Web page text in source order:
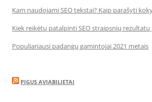
Kam naudojami SEO tekstai? Kaip parašyti
Kiek reikėtų patalpinti SEO straipsnių
Populiariausi padangų gamintojai 2021 metais
PIGUS AVIABILIETAI